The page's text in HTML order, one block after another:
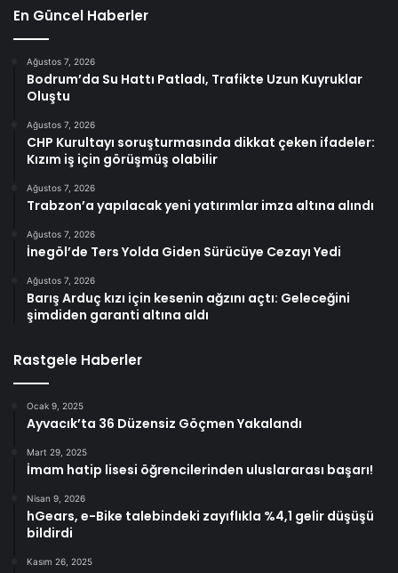
En Güncel Haberler
Ağustos 7, 2026
Bodrum’da Su Hattı Patladı, Trafikte Uzun Kuyruklar
Oluştu
Ağustos 7, 2026
CHP Kurultayı soruşturmasında dikkat çeken ifadeler:
Kızım iş için görüşmüş olabilir
Ağustos 7, 2026
Trabzon’a yapılacak yeni yatırımlar imza altına alındı
Ağustos 7, 2026
İnegöl’de Ters Yolda Giden Sürücüye Cezayı Yedi
Ağustos 7, 2026
Barış Arduç kızı için kesenin ağzını açtı: Geleceğini
şimdiden garanti altına aldı
Rastgele Haberler
Ocak 9, 2025
Ayvacık’ta 36 Düzensiz Göçmen Yakalandı
Mart 29, 2025
İmam hatip lisesi öğrencilerinden uluslararası başarı!
Nisan 9, 2026
hGears, e-Bike talebindeki zayıflıkla %4,1 gelir düşüşü
bildirdi
Kasım 26, 2025